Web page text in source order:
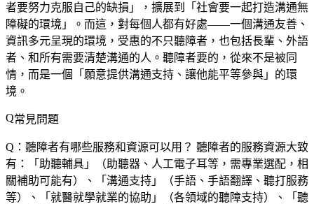
者要努力克服自己的缺損」，擴展到「社會要一起打造溝通無
障礙的環境」。而這，對每個人都有好處——一個溝通友善、
資訊多元呈現的環境，受惠的不只聽障者，也包括長輩、外語
者、和所有需要清楚溝通的人。聽障者要的，從來不是被同
情，而是一個「願意提供溝通支持、讓他能平等參與」的環
境。
常見問題
Q：聽障者有哪些服務和資源可以用？ 聽障者的服務資源大致
有：「助聽輔具」（助聽器、人工電子耳等，需專業選配，相
關補助可能有）、「溝通支持」（手語、手語翻譯、聽打服務
等）、「就醫就學就業的協助」（各領域的聽障支持）、「聽